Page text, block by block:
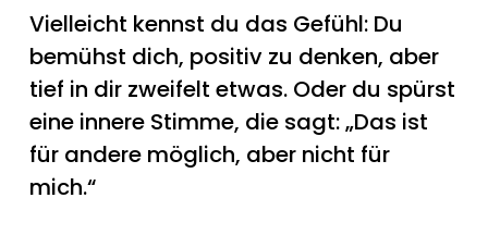
Vielleicht kennst du das Gefühl: Du
bemühst dich, positiv zu denken, aber
tief in dir zweifelt etwas. Oder du spürst
eine innere Stimme, die sagt: „Das ist
für andere möglich, aber nicht für
mich.“